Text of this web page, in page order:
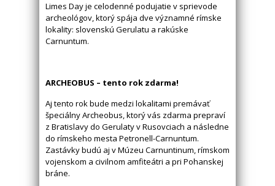
Limes Day je celodenné podujatie v sprievode
archeológov, ktorý spája dve významné rímske
lokality: slovenskú Gerulatu a rakúske
Carnuntum.
ARCHEOBUS – tento rok zdarma!
Aj tento rok bude medzi lokalitami premávať
špeciálny Archeobus, ktorý vás zdarma prepraví
z Bratislavy do Gerulaty v Rusovciach a následne
do rímskeho mesta Petronell-Carnuntum.
Zastávky budú aj v Múzeu Carnuntinum, rímskom
vojenskom a civilnom amfiteátri a pri Pohanskej
bráne.